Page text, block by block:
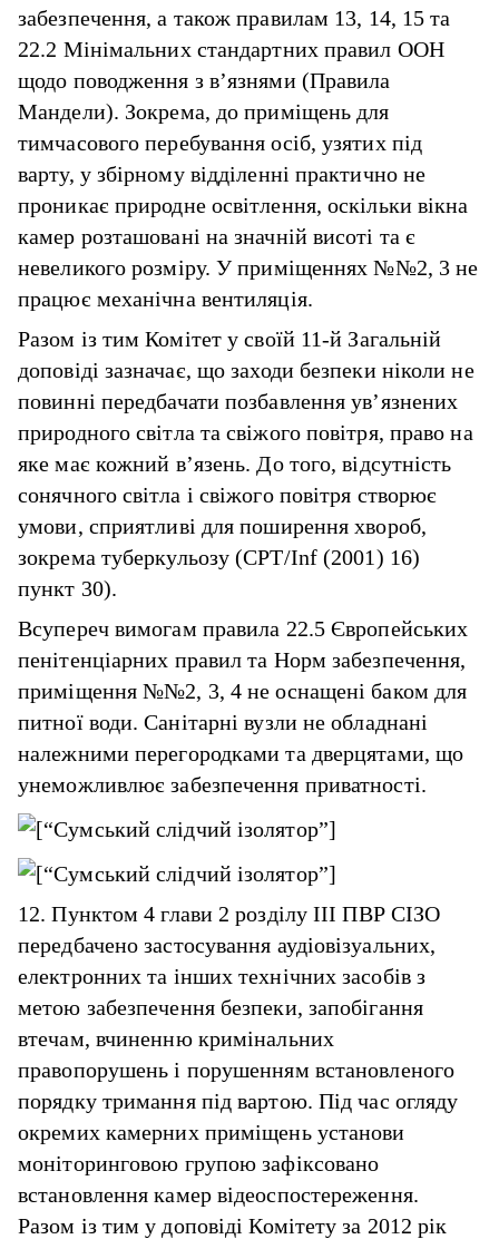
забезпечення, а також правилам 13, 14, 15 та
22.2 Мінімальних стандартних правил ООН
щодо поводження з в’язнями (Правила
Мандели). Зокрема, до приміщень для
тимчасового перебування осіб, узятих під
варту, у збірному відділенні практично не
проникає природне освітлення, оскільки вікна
камер розташовані на значній висоті та є
невеликого розміру. У приміщеннях №№2, 3 не
працює механічна вентиляція.
Разом із тим Комітет у своїй 11-й Загальній
доповіді зазначає, що заходи безпеки ніколи не
повинні передбачати позбавлення ув’язнених
природного світла та свіжого повітря, право на
яке має кожний в’язень. До того, відсутність
сонячного світла і свіжого повітря створює
умови, сприятливі для поширення хвороб,
зокрема туберкульозу (CPT/Inf (2001) 16)
пункт 30).
Всупереч вимогам правила 22.5 Європейських
пенітенціарних правил та Норм забезпечення,
приміщення №№2, 3, 4 не оснащені баком для
питної води. Санітарні вузли не обладнані
належними перегородками та дверцятами, що
унеможливлює забезпечення приватності.
12. Пунктом 4 глави 2 розділу III ПВР СІЗО
передбачено застосування аудіовізуальних,
електронних та інших технічних засобів з
метою забезпечення безпеки, запобігання
втечам, вчиненню кримінальних
правопорушень і порушенням встановленого
порядку тримання під вартою. Під час огляду
окремих камерних приміщень установи
моніторинговою групою зафіксовано
встановлення камер відеоспостереження.
Разом із тим у доповіді Комітету за 2012 рік